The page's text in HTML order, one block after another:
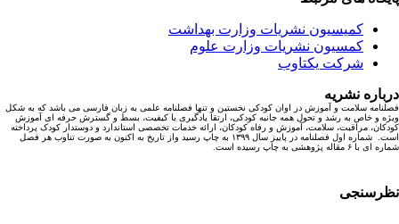
کمیسیون نشریات وزارت بهداشت
کمسیون نشریات وزارت علوم
شرکت یکتاوب
نشریه
سلامت و آموزش در اوان کودکی نخستین و تنها فصلنامه علمی به زبان فارسی می باشد که به شکل
و خاص به رشد و تحول همه جانبه کودکی، ارتقا یادگیری با کیفیت، بسط و گسترش حرفه ای آموزش
مراقبت، سلامت، آموزش و رفاه کودکان، ارائه خدمات تخصصی استاندارد و دوستدار کودک پرداخته
است. شماره اول فصلنامه در پاییز سال ۱۳۹۹ به چاپ رسید واز تاریخ به اکنون به صورت تناوب هر فصل
۶ مقاله پژوهشی به چاپ رسیده است.